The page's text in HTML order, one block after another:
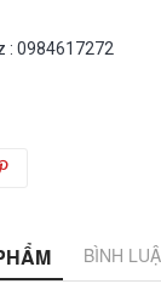
: 0984617272
BÌNH